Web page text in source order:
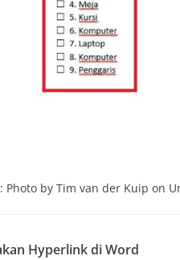
Photo by Tim van der Kuip on
Hyperlink di Word